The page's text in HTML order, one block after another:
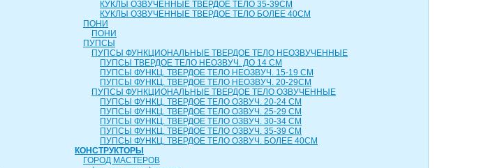
КУКЛЫ ОЗВУЧЕННЫЕ ТВЕРДОЕ ТЕЛО 35-39СМ
КУКЛЫ ОЗВУЧЕННЫЕ ТВЕРДОЕ ТЕЛО БОЛЕЕ 40СМ
ПОНИ
ПОНИ
ПУПСЫ
ПУПСЫ ФУНКЦИОНАЛЬНЫЕ ТВЕРДОЕ ТЕЛО НЕОЗВУЧЕННЫЕ
ПУПСЫ ТВЕРДОЕ ТЕЛО НЕОЗВУЧ. ДО 14 СМ
ПУПСЫ ФУНКЦ. ТВЕРДОЕ ТЕЛО НЕОЗВУЧ. 15-19 СМ
ПУПСЫ ФУНКЦ. ТВЕРДОЕ ТЕЛО НЕОЗВУЧ. 20-29СМ
ПУПСЫ ФУНКЦИОНАЛЬНЫЕ ТВЕРДОЕ ТЕЛО ОЗВУЧЕННЫЕ
ПУПСЫ ФУНКЦ. ТВЕРДОЕ ТЕЛО ОЗВУЧ. 20-24 СМ
ПУПСЫ ФУНКЦ. ТВЕРДОЕ ТЕЛО ОЗВУЧ. 25-29 СМ
ПУПСЫ ФУНКЦ. ТВЕРДОЕ ТЕЛО ОЗВУЧ. 30-34 СМ
ПУПСЫ ФУНКЦ. ТВЕРДОЕ ТЕЛО ОЗВУЧ. 35-39 СМ
ПУПСЫ ФУНКЦ. ТВЕРДОЕ ТЕЛО ОЗВУЧ. БОЛЕЕ 40СМ
КОНСТРУКТОРЫ
ГОРОД МАСТЕРОВ